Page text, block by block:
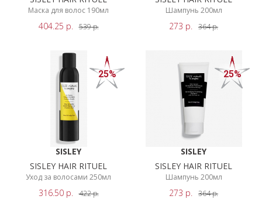
Маска для волос 190мл
404.25 р. 539р.
Шампунь 200мл
273 р. 364р.
25%
SISLEY
SISLEY HAIR RITUEL
Уход за волосами 250мл
316.50р. 422р.
25%
SISLEY
SISLEY HAIR RITUEL
Шампунь 200мл
273 р. 364р.